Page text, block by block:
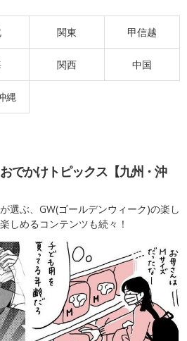
関東 甲信越
関西 中国
縄
でかけトピックス【九州・沖
選ぶ、GW(ゴールデンウィーク)の楽し
しめるコンテンツも続々！